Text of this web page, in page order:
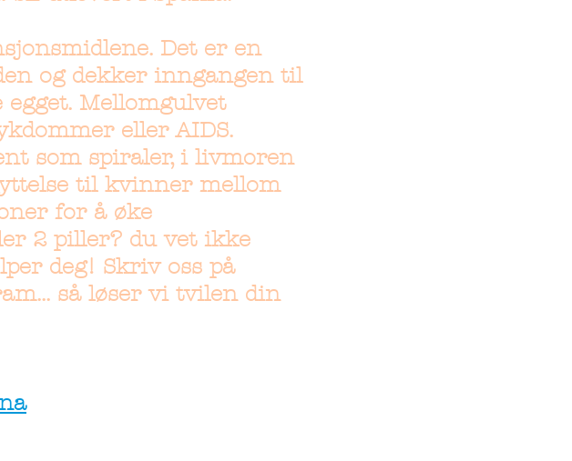
Det er en
og dekker inngangen til
Mellomgulvet
eller AIDS.
som spiraler, i livmoren
til kvinner mellom
for å øke
2 piller? du vet ikke
deg! Skriv oss på
så løser vi tvilen din